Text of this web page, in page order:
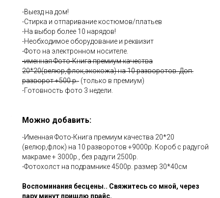
-Выезд на дом!
-Стирка и отпаривание костюмов/платьев
-На выбор более 10 нарядов!
-Необходимое оборудование и реквизит
-Фото на электронном носителе.
-именная Фото-Книга премиум качества
20*20(велюр,флок,экокожа) на 10 разворотов. Доп.
разворот +500 р. (только в премиум)
-Готовность фото 3 недели.
Можно добавить:
-Именная Фото-Книга премиум качества 20*20
(велюр,флок) на 10 разворотов +9000р. Короб с радугой
макраме + 3000р., без радуги 2500р.
-Фотохолст на подрамнике 4500р. размер 30*40см
Воспоминания бесцены.. Свяжитесь со мной, через
пару минут пришлю прайс.